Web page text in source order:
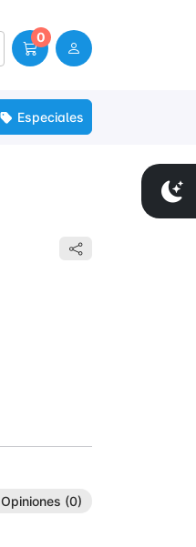
0
Especiales
Opiniones (0)